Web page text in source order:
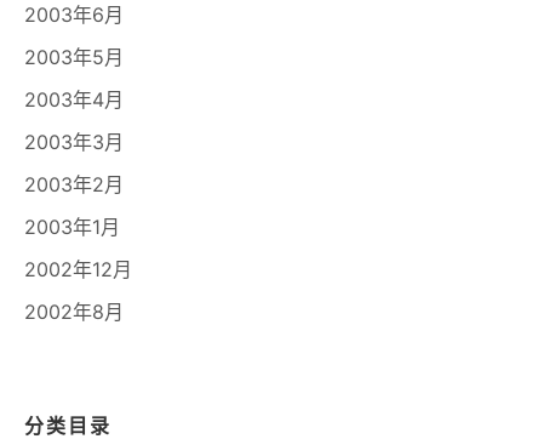
2003年6月
2003年5月
2003年4月
2003年3月
2003年2月
2003年1月
2002年12月
2002年8月
分类目录